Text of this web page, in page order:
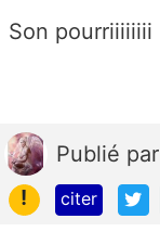
Son pourriiiiiiii
Publié par
!
citer